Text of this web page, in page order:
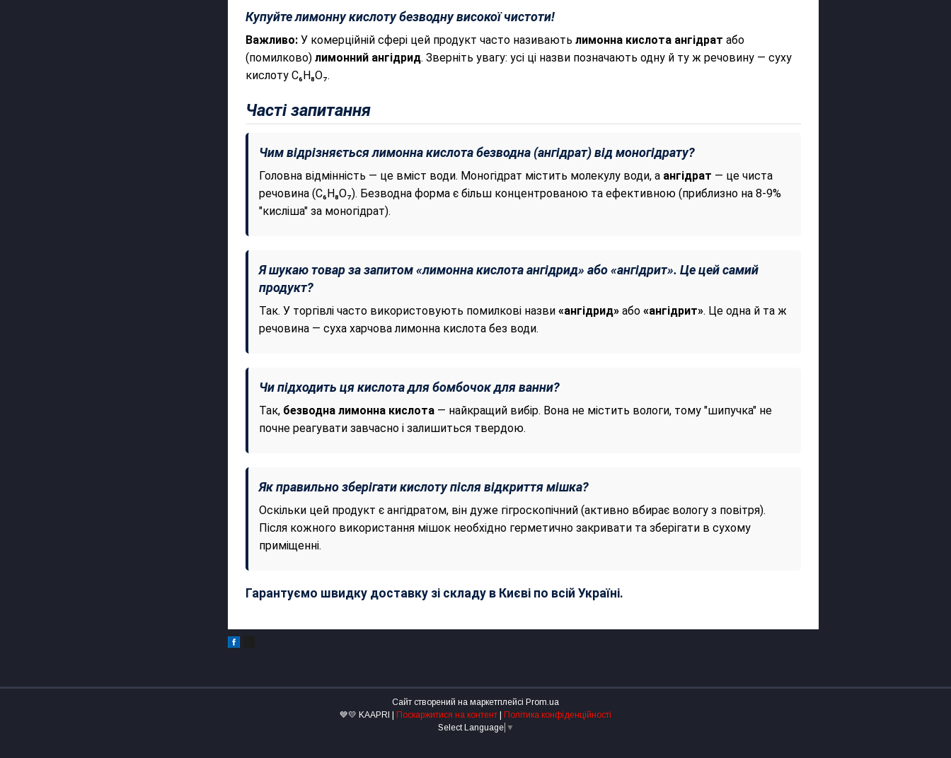
Купуйте лимонну кислоту безводну високої чистоти!
Важливо: У комерційній сфері цей продукт часто називають лимонна кислота ангідрат або
(помилково) лимонний ангідрид. Зверніть увагу: усі ці назви позначають одну й ту ж речовину — суху
кислоту C₆H₈O₇.
Часті запитання
Чим відрізняється лимонна кислота безводна (ангідрат) від моногідрату?
Головна відмінність — це вміст води. Моногідрат містить молекулу води, а ангідрат — це чиста
речовина (C₆H₈O₇). Безводна форма є більш концентрованою та ефективною (приблизно на 8-9%
"кисліша" за моногідрат).
Я шукаю товар за запитом «лимонна кислота ангідрид» або «ангідрит». Це цей самий
продукт?
Так. У торгівлі часто використовують помилкові назви «ангідрид» або «ангідрит». Це одна й та ж
речовина — суха харчова лимонна кислота без води.
Чи підходить ця кислота для бомбочок для ванни?
Так, безводна лимонна кислота — найкращий вибір. Вона не містить вологи, тому "шипучка" не
почне реагувати завчасно і залишиться твердою.
Як правильно зберігати кислоту після відкриття мішка?
Оскільки цей продукт є ангідратом, він дуже гігроскопічний (активно вбирає вологу з повітря).
Після кожного використання мішок необхідно герметично закривати та зберігати в сухому
приміщенні.
Гарантуємо швидку доставку зі складу в Києві по всій Україні.
Сайт створений на маркетплейсі Prom.ua
💙💛 KAAPRI | Поскаржитися на контент | Політика конфіденційності
Select Language ▼